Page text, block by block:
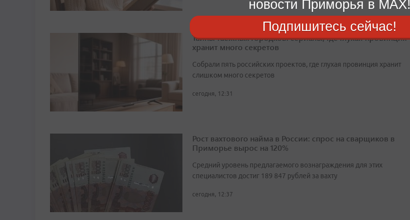
Тайны таежных городков: сериалы, где глухая провинция
хранит много секретов
Собрали пять российских проектов, где глухая провинция хранит
слишком много секретов
сегодня, 12:31
Рост вахтового найма в России: спрос на сварщиков в
Приморье вырос на 120%
Средний уровень предлагаемого вознаграждения для этих
специалистов достиг 189 847 рублей за вахту
сегодня, 12:37
новости Приморья в MAX!
Подпишитесь сейчас!